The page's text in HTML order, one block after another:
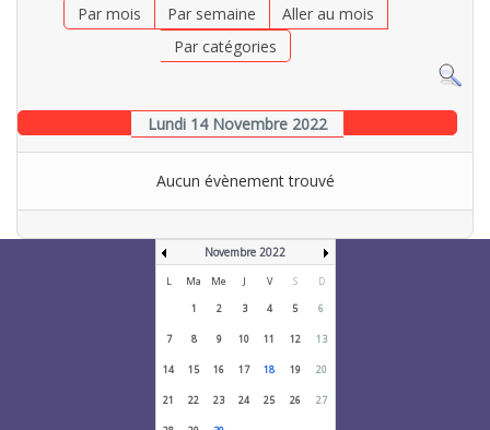
Par mois Par semaine
Aller au mois
Par catégories
Lundi 14 Novembre 2022
Aucun évènement trouvé
Novembre 2022
L Ma Me J V S
D
1
2 3 4 5 6
7 8 9 10 11 12 13
14 15 16 17 18 19 20
21 22 23 24 25 26 27